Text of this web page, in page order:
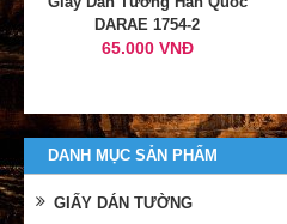
DARAE 1754-2
65.000 VNĐ
DANH MỤC SẢN PHẨM
GIẤY DÁN TƯỜNG